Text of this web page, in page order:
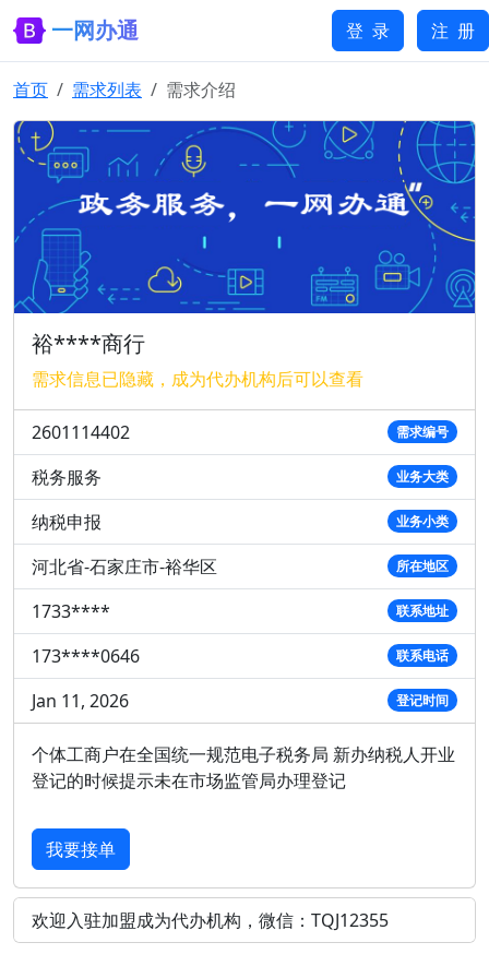
一网办通 登 录 注 册
首页 需求列表 需求介绍
裕****商行
需求信息已隐藏，成为代办机构后可以查看
2601114402 需求编号
税务服务 业务大类
纳税申报 业务小类
河北省-石家庄市-裕华区 所在地区
1733**** 联系地址
173****0646 联系电话
Jan 11, 2026 登记时间
个体工商户在全国统一规范电子税务局 新办纳税人开业
登记的时候提示未在市场监管局办理登记
我要接单
欢迎入驻加盟成为代办机构，微信：TQJ12355